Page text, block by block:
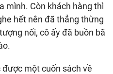
mình. Còn khách hàng thì
hết nên đã thẳng thừng
nổi, cô ấy đã buồn bã
một cuốn sách về